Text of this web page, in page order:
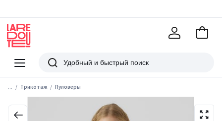
Меню
Redoute
Поиск
В
... Трикотаж Пуловеры